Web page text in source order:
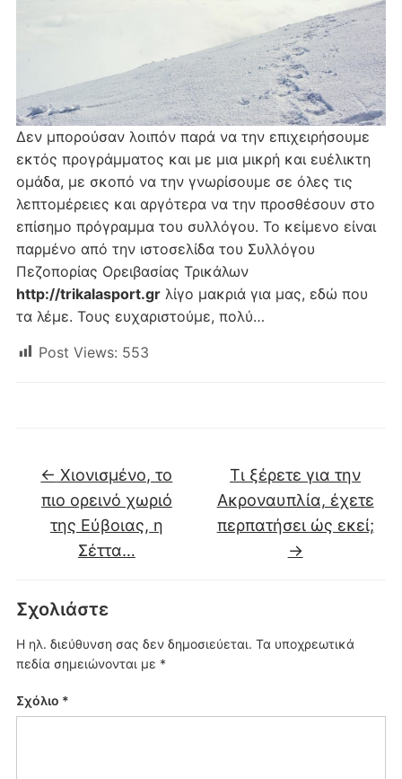
Δεν μπορούσαν λοιπόν παρά να την επιχειρήσουμε
εκτός προγράμματος και με μια μικρή και ευέλικτη
ομάδα, με σκοπό να την γνωρίσουμε σε όλες τις
λεπτομέρειες και αργότερα να την προσθέσουν στο
επίσημο πρόγραμμα του συλλόγου. Το κείμενο είναι
παρμένο από την ιστοσελίδα του Συλλόγου
Πεζοπορίας Ορειβασίας Τρικάλων
http://trikalasport.grλίγο μακριά για μας, εδώ που
τα λέμε. Τους ευχαριστούμε, πολύ…
Post Views: 553
← Χιονισμένο, το
πιο ορεινό χωριό
της Εύβοιας, η
Σέττα…
Τι ξέρετε για την
Ακροναυπλία, έχετε
περπατήσει ώς εκεί;
→
Σχολιάστε
Η ηλ. διεύθυνση σας δεν δημοσιεύεται. Τα υποχρεωτικά
πεδία σημειώνονται με *
Σχόλιο *